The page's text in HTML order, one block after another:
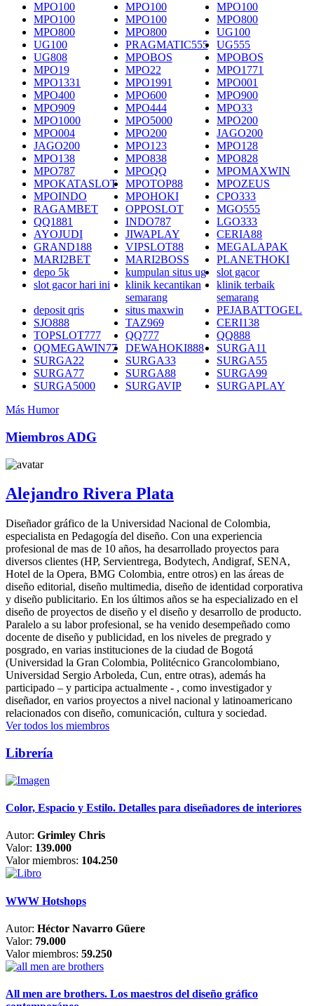
MPO100 MPO100
MPO100
MPO100
MPO100
MPO800
MPO800
MPO800
UG100
UG100
PRAGMATIC555
UG555
UG808
MPOBOS
MPOBOS
MPO19
MPO22
MPO1771
MPO1331
MPO1991
MPO001
MPO400
MPO600
MPO900
MPO909
MPO444
MPO33
MPO1000
MPO5000
MPO200
MPO004
MPO200
JAGO200
JAGO200
MPO123
MPO128
MPO138
MPO838
MPO828
MPO787
MPOQQ
MPOMAXWIN
MPOKATASLOT
MPOTOP88
MPOZEUS
MPOINDO
MPOHOKI
CPO333
RAGAMBET
OPPOSLOT
MGO555
QQ1881
INDO787
LGO333
AYOJUDI
JIWAPLAY
CERIA88
GRAND188
VIPSLOT88
MEGALAPAK
MARI2BET
MARI2BOSS
PLANETHOKI
depo 5k
kumpulan situs ug
slot gacor
slot gacor hari ini
klinik kecantikan
semarang
klinik terbaik
semarang
deposit qris
situs maxwin
PEJABATTOGEL
SJO888
TAZ969
CERI138
TOPSLOT777
QQ777
QQ888
QQMEGAWIN77
DEWAHOKI888
SURGA11
SURGA22
SURGA33
SURGA55
SURGA77
SURGA88
SURGA99
SURGA5000
SURGAVIP
SURGAPLAY
Más Humor
Miembros ADG
Alejandro Rivera Plata
Diseñador gráfico de la Universidad Nacional de Colombia,
especialista en Pedagogía del diseño. Con una experiencia
profesional de mas de 10 años, ha desarrollado proyectos para
diversos clientes (HP, Servientrega, Bodytech, Andigraf, SENA,
Hotel de la Opera, BMG Colombia, entre otros) en las áreas de
diseño editorial, diseño multimedia, diseño de identidad corporativa
y diseño publicitario. En los últimos años se ha especializado en el
diseño de proyectos de diseño y el diseño y desarrollo de producto.
Paralelo a su labor profesional, se ha venido desempeñado como
docente de diseño y publicidad, en los niveles de pregrado y
posgrado, en varias instituciones de la ciudad de Bogotá
(Universidad la Gran Colombia, Politécnico Grancolombiano,
Universidad Sergio Arboleda, Cun, entre otras), además ha
participado – y participa actualmente - , como investigador y
diseñador, en varios proyectos a nivel nacional y latinoamericano
relacionados con diseño, comunicación, cultura y sociedad.
Ver todos los miembros
Librería
Color, Espacio y Estilo. Detalles para diseñadores de interiores
Autor: Grimley Chris
Valor: 139.000
Valor miembros: 104.250
WWW Hotshops
Autor: Héctor Navarro Güere
Valor: 79.000
Valor miembros: 59.250
All men are brothers. Los maestros del diseño gráfico